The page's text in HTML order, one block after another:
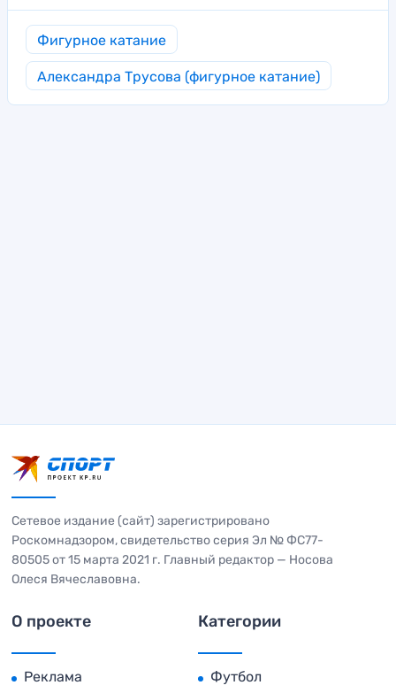
Фигурное катание
Александра Трусова (фигурное катание)
Сетевое издание (сайт) зарегистрировано
Роскомнадзором, свидетельство серия Эл № ФС77-
80505 от 15 марта 2021 г. Главный редактор — Носова
Олеся Вячеславовна.
О проекте
Реклама
Категории
Футбол